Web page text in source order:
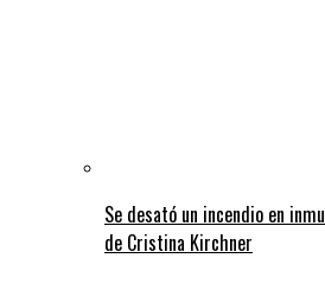
Se desató un incendio en
de Cristina Kirchner